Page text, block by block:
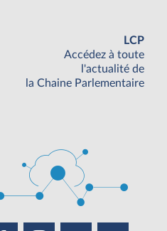
LCP
Accédez à toute
l'actualité de
la Chaine Parlementaire